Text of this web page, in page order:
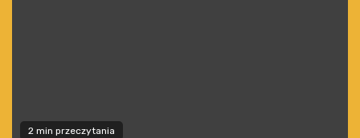
2 min przeczytania